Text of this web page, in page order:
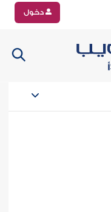
دخول